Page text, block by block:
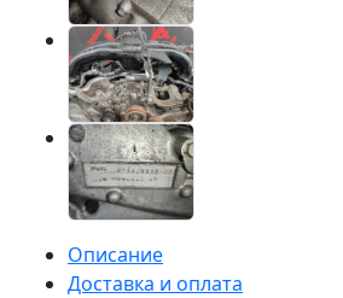
Описание
Доставка и оплата